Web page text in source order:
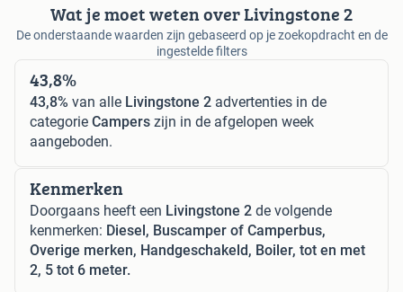
Wat je moet weten over Livingstone 2
De onderstaande waarden zijn gebaseerd op je zoekopdracht en de
ingestelde filters
43,8%
43,8% van alle Livingstone 2 advertenties in de
categorie Campers zijn in de afgelopen week
aangeboden.
Kenmerken
Doorgaans heeft een Livingstone 2 de volgende
kenmerken: Diesel, Buscamper of Camperbus,
Overige merken, Handgeschakeld, Boiler, tot en met
2, 5 tot 6 meter.